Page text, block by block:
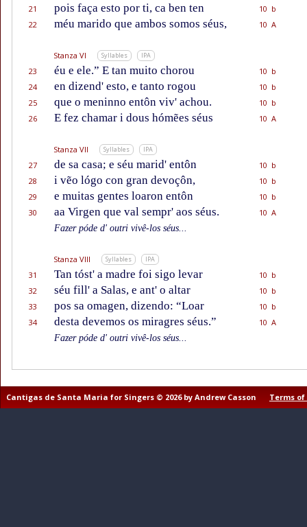
21
pois faça esto por ti, ca ben ten
10 b
22
méu marido que ambos somos séus, 10 A
Stanza VI Syllables IPA
23 éu e ele.” E tan muito chorou
10 b
24
en dizend' esto, e tanto rogou
10 b
25
que o meninno entôn viv' achou.
10 b
26
E fez chamar i dous hómẽes séus 10 A
Stanza VII Syllables IPA
27 de sa casa; e séu marid' entôn
10 b
28
i vẽo lógo con gran devoçôn,
10 b
29
e muitas gentes loaron entôn
10 b
30
aa Virgen que val sempr' aos séus.
10 A
Fazer póde d' outri vivê-los séus...
Stanza VIII Syllables IPA
31 Tan tóst' a madre foi sigo levar
10 b
32
séu fill' a Salas, e ant' o altar
10 b
33
pos sa omagen, dizendo: “Loar
10 b
34
desta devemos os miragres séus.”
10 A
Fazer póde d' outri vivê-los séus...
Cantigas de Santa Maria for Singers © 2026 by Andrew Casson Terms of